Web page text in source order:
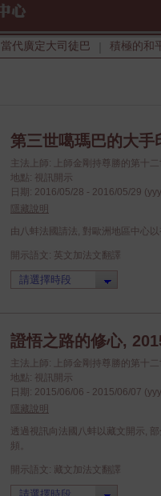
當代廣定大司徒巴 積極的和
第三世噶瑪巴的大
主法上師: 上師金剛持尊勝的第十
地點: 視訊開示
日期: 2016/05/28 - 2016/05/29
隱藏說明
由八蚌法國請法, 對歐洲地區中心
開示語文: 英文加法文翻譯
證悟之路的修心,
主法上師: 上師金剛持尊勝的第十
地點: 視訊開示
日期: 2015/06/06 - 2015/06/07
隱藏說明
透過視訊向法國八蚌以藏文開示,
頻。
開示語文: 藏文加法文翻譯